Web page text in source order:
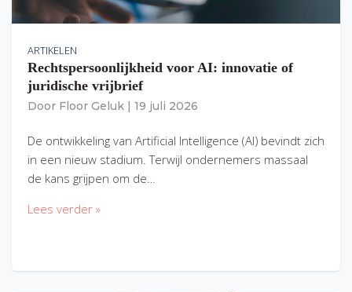
ARTIKELEN
Rechtspersoonlijkheid voor AI: innovatie of
juridische vrijbrief
Door Floor Geluk 19 juli 2026
De ontwikkeling van Artificial Intelligence (AI) bevindt zich
in een nieuw stadium. Terwijl ondernemers massaal
de kans grijpen om de…
Lees verder »